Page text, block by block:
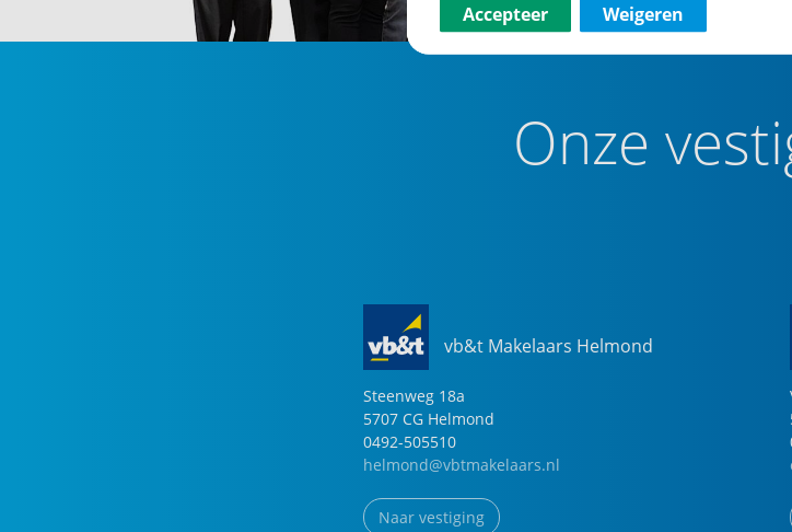
Onze
vb&t Makelaars Helmond
Steenweg 18a
5707 CG Helmond
0492-505510
helmond@vbtmakelaars.nl
Naar vestiging
Accepteer Weigeren